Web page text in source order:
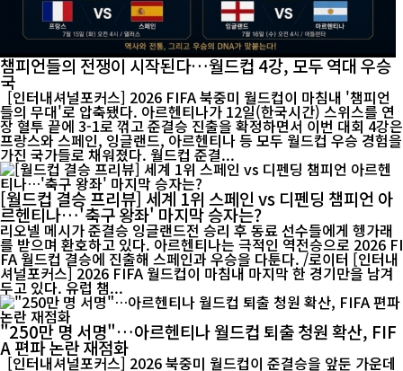
챔피언들의 전쟁이 시작된다…월드컵 4강, 모두 역대 우승
국
[인터내셔널포커스] 2026 FIFA 북중미 월드컵이 마침내 '챔피언
들의 무대'로 압축됐다. 아르헨티나가 12일(한국시간) 스위스를 연
장 혈투 끝에 3-1로 꺾고 준결승 진출을 확정하면서 이번 대회 4강은
프랑스와 스페인, 잉글랜드, 아르헨티나 등 모두 월드컵 우승 경험을
가진 국가들로 채워졌다. 월드컵 준결...
[월드컵 결승 프리뷰] 세계 1위 스페인 vs 디펜딩 챔피언 아
르헨티나…'축구 왕좌' 마지막 승자는?
리오넬 메시가 준결승 잉글랜드전 승리 후 동료 선수들에게 헹가래
를 받으며 환호하고 있다. 아르헨티나는 극적인 역전승으로 2026 FI
FA 월드컵 결승에 진출해 스페인과 우승을 다툰다. /로이터 [인터내
셔널포커스] 2026 FIFA 월드컵이 마침내 마지막 한 경기만을 남겨
두고 있다. 유럽 챔...
"250만 명 서명"…아르헨티나 월드컵 퇴출 청원 확산, FIF
A 편파 논란 재점화
[인터내셔널포커스] 2026 북중미 월드컵이 준결승을 앞둔 가운데